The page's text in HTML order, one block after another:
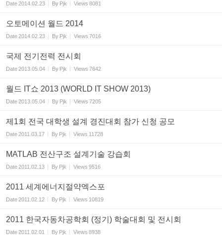
Date2014.02.23 By Pjk Views 8081
오토메이션 월드 2014
Date2014.02.23 By Pjk Views 7016
국제 전기전력 전시회
Date2013.05.04 By Pjk Views 7642
월드 IT쇼 2013 (WORLD IT SHOW 2013)
Date2013.05.04 By Pjk Views 7205
제1회 전국 대학생 설계 경진대회 참가 신청 공모
Date2011.03.17 By Pjk Views 11728
MATLAB 전산구조 설계기술 강습회
Date2011.02.13 By Pjk Views 9516
2011 세계에너지절약엑스포
Date2011.02.12 By Pjk Views 10819
2011 한국자동차공학회 (정기) 학술대회 및 전시회
Date2011.02.01 By Pjk Views 8938